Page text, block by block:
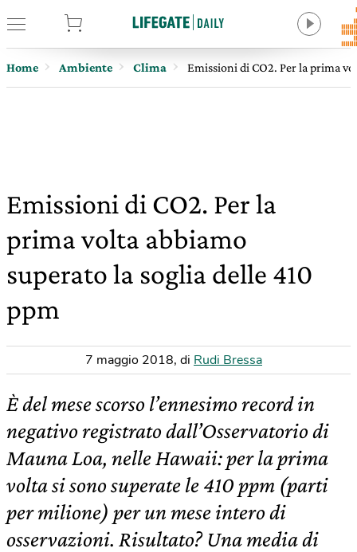
Home Ambiente Clima Emissioni di CO2. Per la prima
Emissioni di CO2. Per la
prima volta abbiamo
superato la soglia delle 410
ppm
7 maggio 2018, di Rudi Bressa
È del mese scorso l’ennesimo record in
negativo registrato dall’Osservatorio di
Mauna Loa, nelle Hawaii: per la prima
volta si sono superate le 410 ppm (parti
per milione) per un mese intero di
osservazioni. Risultato? Una media di